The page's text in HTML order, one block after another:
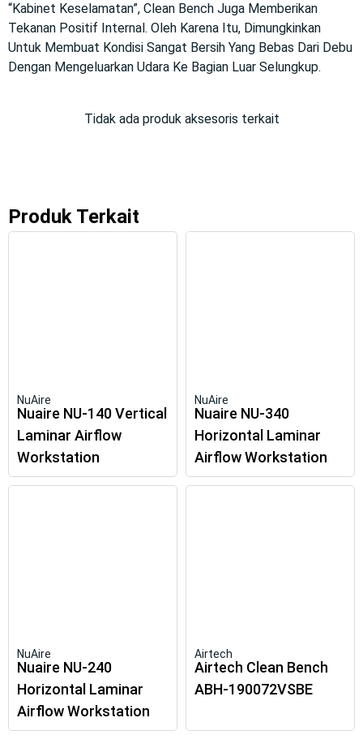
“Kabinet Keselamatan”, Clean Bench Juga Memberikan
Tekanan Positif Internal. Oleh Karena Itu, Dimungkinkan
Untuk Membuat Kondisi Sangat Bersih Yang Bebas Dari Debu
Dengan Mengeluarkan Udara Ke Bagian Luar Selungkup.
Tidak ada produk aksesoris terkait
Produk Terkait
NuAire
Nuaire NU-140 Vertical
Laminar Airflow
Workstation
NuAire
Nuaire NU-340
Horizontal Laminar
Airflow Workstation
NuAire
Nuaire NU-240
Horizontal Laminar
Airflow Workstation
Airtech
Airtech Clean Bench
ABH-190072VSBE